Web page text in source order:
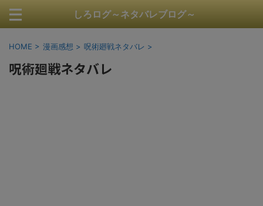
しろログ～ネタバレブログ～
HOME > 漫画感想 > 呪術廻戦ネタバレ >
呪術廻戦ネタバレ